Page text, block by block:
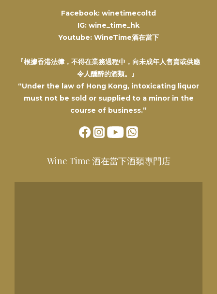
Facebook: winetimecoltd
IG: wine_time_hk
Youtube: WineTime酒在當下
『根據香港法律，不得在業務過程中，向未成年人售賣或供應
令人醺醉的酒類。』
“Under the law of Hong Kong, intoxicating liquor
must not be sold or supplied to a minor in the
course of business.”
Wine Time 酒在當下酒類專門店